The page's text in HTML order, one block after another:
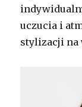
uczucia i
stylizacji na